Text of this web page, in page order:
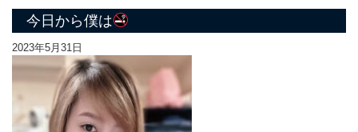
今日から僕は
2023年5月31日